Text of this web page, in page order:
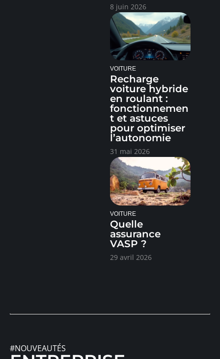
8 juin 2026
VOITURE
Recharge
voiture hybride
en roulant :
fonctionnemen
t et astuces
pour optimiser
l’autonomie
31 mai 2026
VOITURE
Quelle
assurance
VASP ?
29 avril 2026
#NOUVEAUTÉS